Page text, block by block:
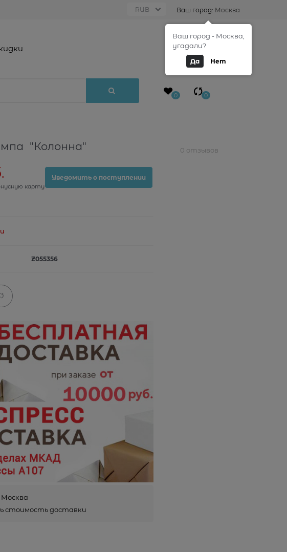
Ваш город: Москва
0
0 0
"Колонна"
карту
Уведомить о поступлении
Z055356
Москва
стоимость доставки
0 отзывов
Ваш город - Москва,
угадали?
Да Нет